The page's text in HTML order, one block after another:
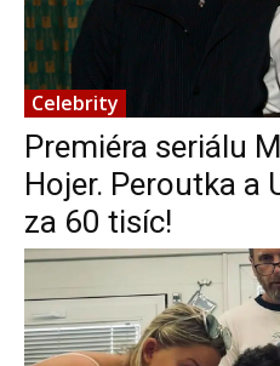
Celebrity
Premiéra seriálu
Hojer. Peroutka a
za 60 tisíc!